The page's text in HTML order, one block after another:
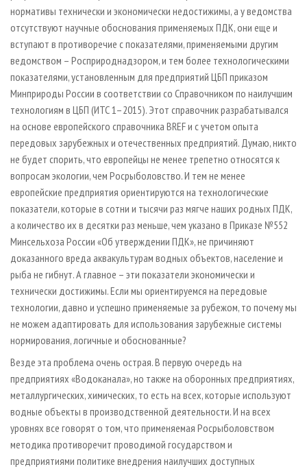
нормативы технически и экономически недостижимы, а у ведомства
отсутствуют научные обоснования применяемых ПДК, они еще и
вступают в противоречие с показателями, применяемыми другим
ведомством – Росприроднадзором, и тем более технологическими
показателями, установленным для предприятий ЦБП приказом
Минприроды России в соответствии со Справочником по наилучшим
технологиям в ЦБП (ИТС 1–2015). Этот справочник разрабатывался
на основе европейского справочника BREF и с учетом опыта
передовых зарубежных и отечественных предприятий. Думаю, никто
не будет спорить, что европейцы не менее трепетно относятся к
вопросам экологии, чем Росрыболовство. И тем не менее
европейские предприятия ориентируются на технологические
показатели, которые в сотни и тысячи раз мягче наших родных ПДК,
а количество их в десятки раз меньше, чем указано в Приказе №552
Минсельхоза России «Об утверждении ПДК», не причиняют
доказанного вреда аквакультурам водных объектов, население и
рыба не гибнут. А главное – эти показатели экономически и
технически достижимы. Если мы ориентируемся на передовые
технологии, давно и успешно применяемые за рубежом, то почему мы
не можем адаптировать для использования зарубежные системы
нормирования, логичные и обоснованные?
Везде эта проблема очень острая. В первую очередь на
предприятиях «Водоканала», но также на оборонных предприятиях,
металлургических, химических, то есть на всех, которые используют
водные объекты в производственной деятельности. И на всех
уровнях все говорят о том, что применяемая Росрыболовством
методика противоречит проводимой государством и
предприятиями политике внедрения наилучших доступных